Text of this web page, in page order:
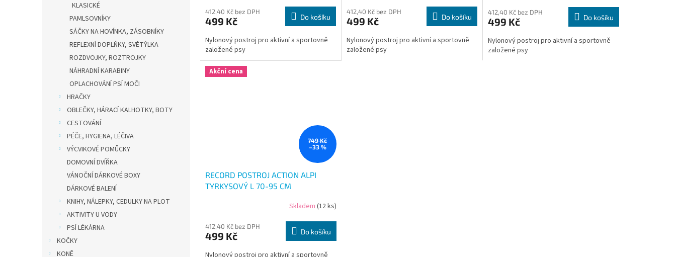
KLASICKÉ
PAMLSOVNÍKY
SÁČKY NA HOVÍNKA, ZÁSOBNÍKY
REFLEXNÍ DOPLŇKY, SVĚTÝLKA
ROZDVOJKY, ROZTROJKY
NÁHRADNÍ KARABINY
OPLACHOVÁNÍ PSÍ MOČI
HRAČKY
OBLEČKY, HÁRACÍ KALHOTKY, BOTY
CESTOVÁNÍ
PÉČE, HYGIENA, LÉČIVA
VÝCVIKOVÉ POMŮCKY
DOMOVNÍ DVÍŘKA
VÁNOČNÍ DÁRKOVÉ BOXY
DÁRKOVÉ BALENÍ
KNIHY, NÁLEPKY, CEDULKY NA PLOT
AKTIVITY U VODY
PSÍ LÉKÁRNA
KOČKY
KONĚ
412,40 Kč bez DPH
499 Kč Do košíku
Nylonový postroj pro aktivní a sportovně
založené psy
412,40 Kč bez DPH
499 Kč Do košíku
Nylonový postroj pro aktivní a sportovně
založené psy
412,40 Kč bez DPH
499 Kč Do košíku
Nylonový postroj pro aktivní a sportovně
založené psy
Akční cena
749 Kč
–33 %
RECORD POSTROJ ACTION ALPI
TYRKYSOVÝ L 70-95 CM
Skladem (12 ks)
412,40 Kč bez DPH
499 Kč Do košíku
Nylonový postroj pro aktivní a sportovně